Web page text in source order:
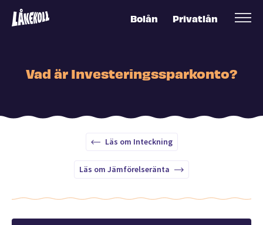
Bolån Privatlån
Vad är Investeringssparkonto?
Läs om Inteckning
Läs om Jämförelseränta